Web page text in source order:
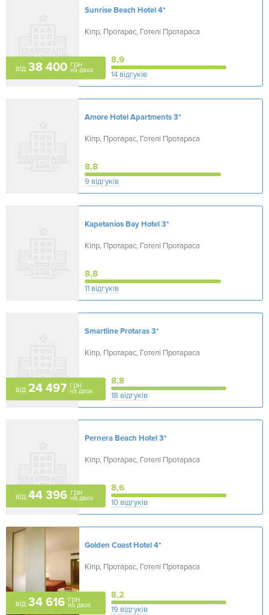
від 38 400 грн
на двох
Sunrise Beach Hotel4*
Кіпр, Протарас, Готелі Протараса
8,9
14 відгуків
Amore Hotel Apartments3*
Кіпр, Протарас, Готелі Протараса
8,8
9 відгуків
Kapetanios Bay Hotel3*
Кіпр, Протарас, Готелі Протараса
8,8
11 відгуків
від 24 497 грн
на двох
Smartline Protaras3*
Кіпр, Протарас, Готелі Протараса
8,8
18 відгуків
від 44 396 грн
на двох
Pernera Beach Hotel3*
Кіпр, Протарас, Готелі Протараса
8,6
10 відгуків
від 34 616 грн
на двох
Golden Coast Hotel4*
Кіпр, Протарас, Готелі Протараса
8,2
19 відгуків